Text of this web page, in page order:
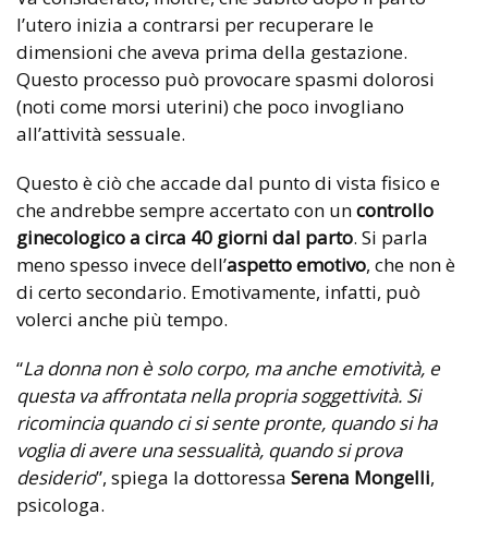
l’utero inizia a contrarsi per recuperare le
dimensioni che aveva prima della gestazione.
Questo processo può provocare spasmi dolorosi
(noti come morsi uterini) che poco invogliano
all’attività sessuale.
Questo è ciò che accade dal punto di vista fisico e
che andrebbe sempre accertato con uncontrollo
ginecologico a circa 40 giorni dal parto. Si parla
meno spesso invece dell’aspetto emotivo, che non è
di certo secondario. Emotivamente, infatti, può
volerci anche più tempo.
“La donna non è solo corpo, ma anche emotività, e
questa va affrontata nella propria soggettività. Si
ricomincia quando ci si sente pronte, quando si ha
voglia di avere una sessualità, quando si prova
desiderio”, spiega la dottoressa Serena Mongelli,
psicologa.